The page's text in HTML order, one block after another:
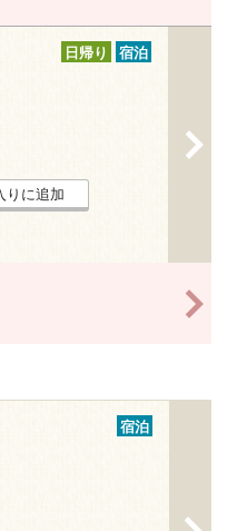
日帰り 宿泊
りに追加
宿泊